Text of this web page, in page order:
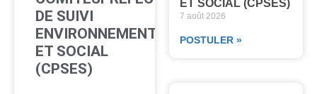
DE SUIVI
ENVIRONNEMENTAL
ET SOCIAL
(CPSES)
ET SOCIAL (CPSES)
7 août 2026
POSTULER »